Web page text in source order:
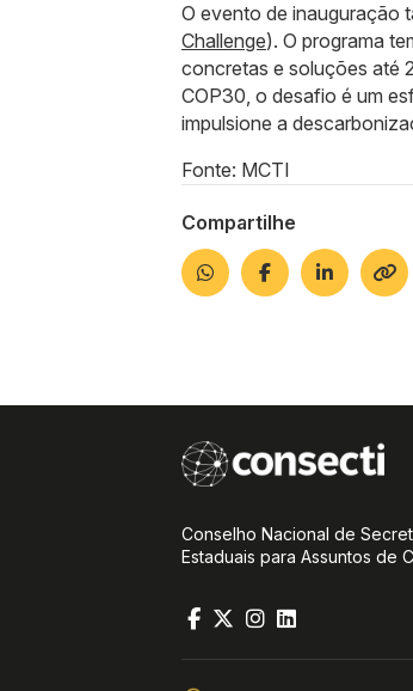
O evento de inauguração
Challenge). O programa
concretas e soluções até
COP30, o desafio é um
impulsione a
Fonte: MCTI
Compartilhe
Conselho Nacional de
Estaduais para Assuntos de